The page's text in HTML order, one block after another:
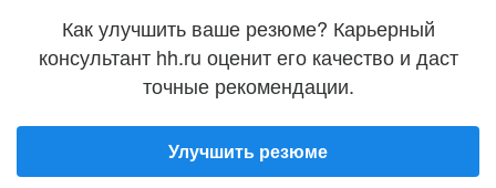
Как улучшить ваше резюме? Карьерный
консультант hh.ru оценит его качество и даст
точные рекомендации.
Улучшить резюме